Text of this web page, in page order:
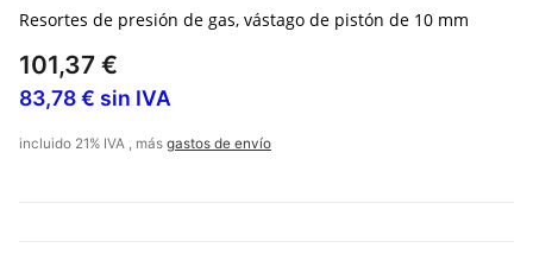
Resortes de presión de gas, vástago de pistón de 10 mm
101,37 €
83,78 € sin IVA
incluido 21% IVA , más gastos de envío